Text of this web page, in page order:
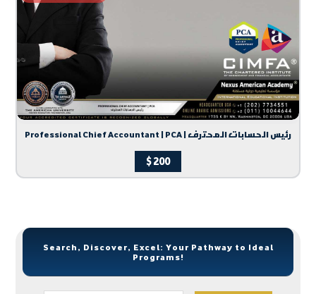
Professional Chief Accountant | PCA | رئيس الحسابات المحترف
$200
Search, Discover, Excel: Your Pathway to Ideal
Programs!